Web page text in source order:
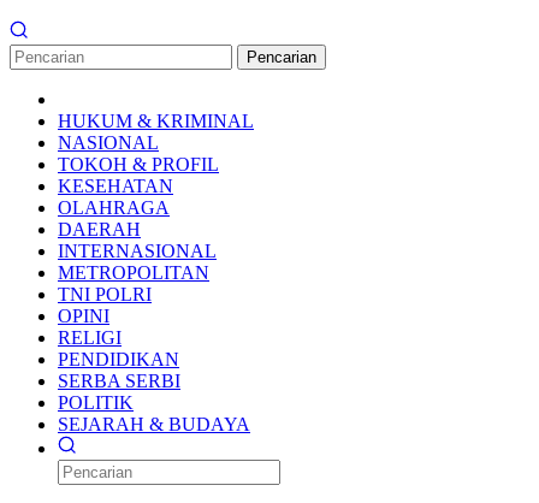
Pencarian
HUKUM & KRIMINAL
NASIONAL
TOKOH & PROFIL
KESEHATAN
OLAHRAGA
DAERAH
INTERNASIONAL
METROPOLITAN
TNI POLRI
OPINI
RELIGI
PENDIDIKAN
SERBA SERBI
POLITIK
SEJARAH & BUDAYA